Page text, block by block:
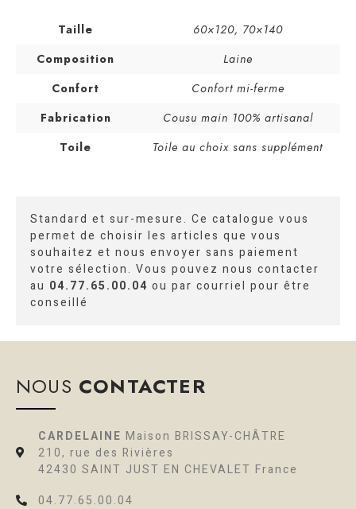
Taille 60×120, 70×140
Composition
Laine
Confort
Confort mi-ferme
Fabrication
Cousu main 100% artisanal
Toile
Toile au choix sans supplément
Standard et sur-mesure. Ce catalogue vous
permet de choisir les articles que vous
souhaitez et nous envoyer sans paiement
votre sélection. Vous pouvez nous contacter
au 04.77.65.00.04 ou par courriel pour être
conseillé
NOUS CONTACTER
CARDELAINE Maison BRISSAY-CHÂTRE
210, rue des Rivières
42430 SAINT JUST EN CHEVALET France
04.77.65.00.04